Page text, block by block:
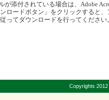
が添付されている場合は、Adobe
ロードボタン」をクリックすると
ってダウンロードを行ってください
Copyrights